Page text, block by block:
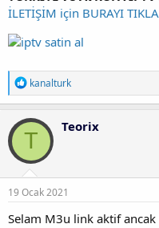
İLETİŞİM için BURAYI TIKLA
T
e
p
k
i
l
e
r
kanalturk
T
Teorix
19 Ocak 2021
Selam M3u link aktif